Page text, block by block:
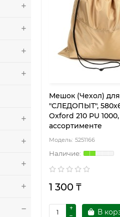
Мешок (Чехол)
"СЛЕДОПЫТ",
Oxford 210 PU
ассортименте
5251166
1 300 ₸
В